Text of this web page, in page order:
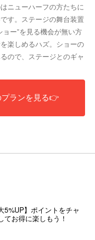
ニューハーフの方たちに
す。ステージの舞台装置
ョー”を見る機会が無い方
楽しめるハズ。ショーの
ので、ステージとのギャ
プランを見る👉
5%UP】ポイントをチャ
てお得に楽しもう！